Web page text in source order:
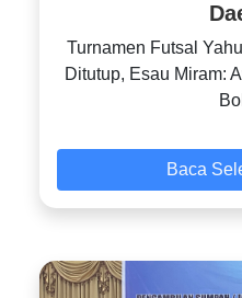
Turnamen Futsal
Ditutup, Esau Miram:
Baca